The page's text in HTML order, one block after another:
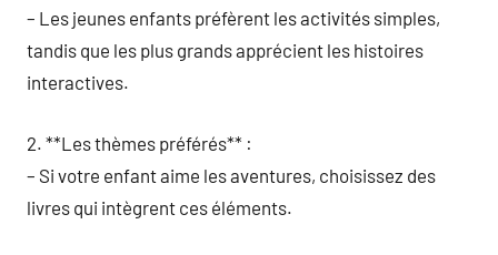
– Les jeunes enfants préfèrent les activités simples,
tandis que les plus grands apprécient les histoires
interactives.
2. **Les thèmes préférés** :
– Si votre enfant aime les aventures, choisissez des
livres qui intègrent ces éléments.